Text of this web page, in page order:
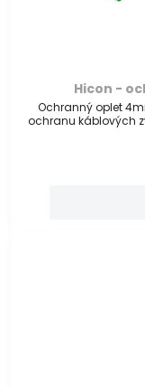
Hicon -
Ochranný oplet
ochranu káblových